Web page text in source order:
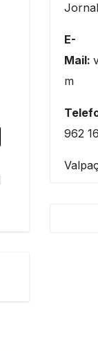
Jornal
E-
Mail:
m
962